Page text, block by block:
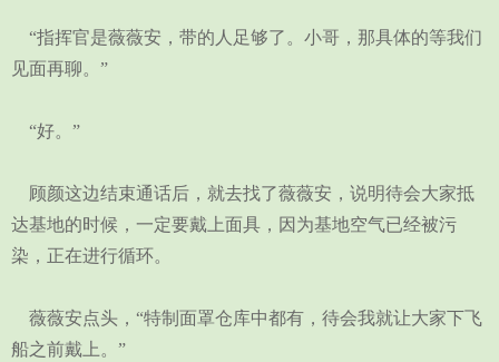
“指挥官是薇薇安，带的人足够了。小哥，那具体的等我们
见面再聊。”
“好。”
顾颜这边结束通话后，就去找了薇薇安，说明待会大家抵
达基地的时候，一定要戴上面具，因为基地空气已经被污
染，正在进行循环。
薇薇安点头，“特制面罩仓库中都有，待会我就让大家下飞
船之前戴上。”